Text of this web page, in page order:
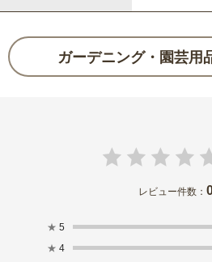
ガーデニング・園芸用
レビュー件数：
★ 5
★ 4